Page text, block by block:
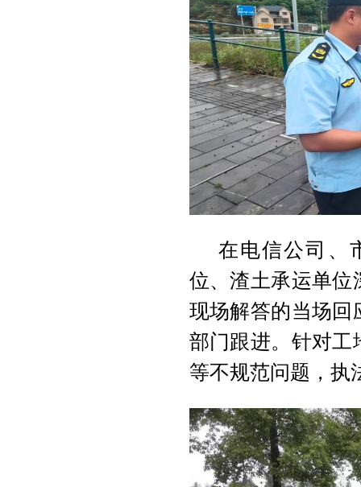
在电信公司、
位、渣土承运单位
现场解答的当场回
部门跟进。针对工
等不规范问题，执